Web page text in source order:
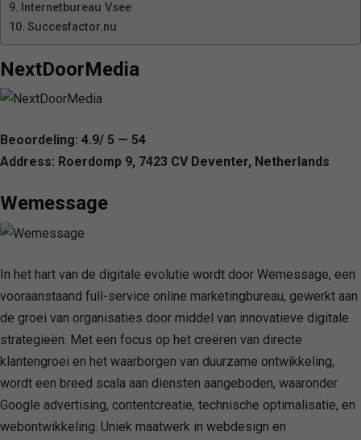
Internetbureau Vsee
Succesfactor.nu
NextDoorMedia
Beoordeling: 4.9/ 5 — 54
Address: Roerdomp 9, 7423 CV Deventer, Netherlands
Wemessage
In het hart van de digitale evolutie wordt door Wemessage, een
vooraanstaand full-service online marketingbureau, gewerkt aan
de groei van organisaties door middel van innovatieve digitale
strategieën. Met een focus op het creëren van directe
klantengroei en het waarborgen van duurzame ontwikkeling,
wordt een breed scala aan diensten aangeboden, waaronder
Google advertising, contentcreatie, technische optimalisatie, en
webontwikkeling. Uniek maatwerk in webdesign en